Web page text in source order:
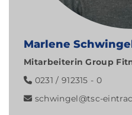
Marlene
Mitarbeiterin Group
0231 / 912315 - 0
schwingel@tsc-